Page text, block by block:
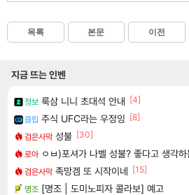
목록 본문 이전
지금 뜨는 인벤
정보 룩삼 니니 초대석 안내 [4]
클립 주식 UFC라는 우정잉 [8]
검은사막 성불 [30]
로아 ㅇㅂ)포셔가 나벨 성불? 좋다고 생각하
검은사막 족망겜 또 시작이네 [15]
명조 [명조 | 도미노피자 콜라보] 예고